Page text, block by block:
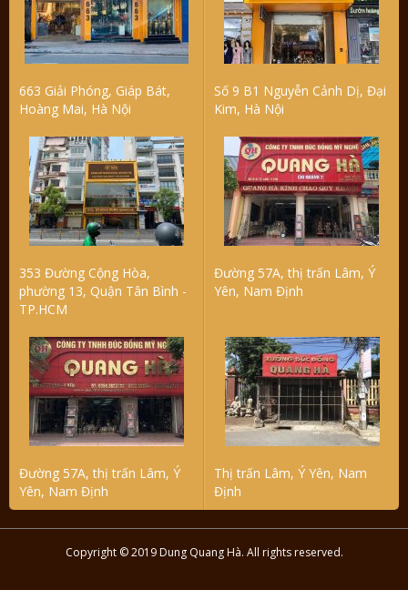
663 Giải Phóng, Giáp Bát,
Hoàng Mai, Hà Nội
Số 9 B1 Nguyễn Cảnh Dị, Đại
Kim, Hà Nội
353 Đường Cộng Hòa,
phường 13, Quận Tân Bình -
TP.HCM
Đường 57A, thị trấn Lâm, Ý
Yên, Nam Định
Đường 57A, thị trấn Lâm, Ý
Yên, Nam Định
Thị trấn Lâm, Ý Yên, Nam
Định
Copyright © 2019 Dung Quang Hà. All rights reserved.